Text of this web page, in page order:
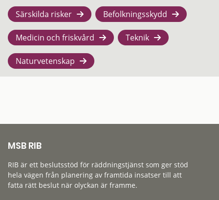
Särskilda risker Befolkningsskydd
Medicin och friskvård Teknik
Naturvetenskap
MSB RIB
RIB är ett beslutsstöd för räddningstjänst som ger stöd
hela vägen från planering av framtida insatser till att
fatta rätt beslut när olyckan är framme.